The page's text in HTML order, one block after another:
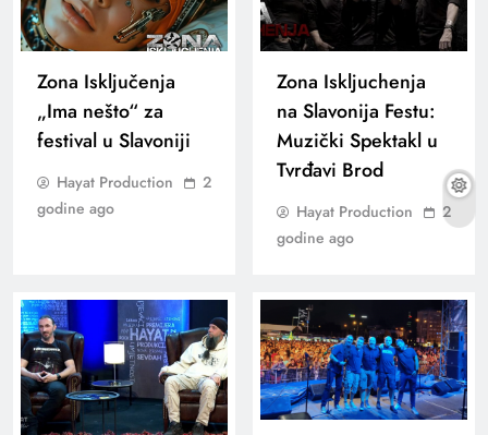
Zona Isključenja
„Ima nešto“ za
festival u Slavoniji
Hayat Production
2
godine ago
Zona Iskljuchenja
na Slavonija Festu:
Muzički Spektakl u
Tvrđavi Brod
Hayat Production
2
godine ago